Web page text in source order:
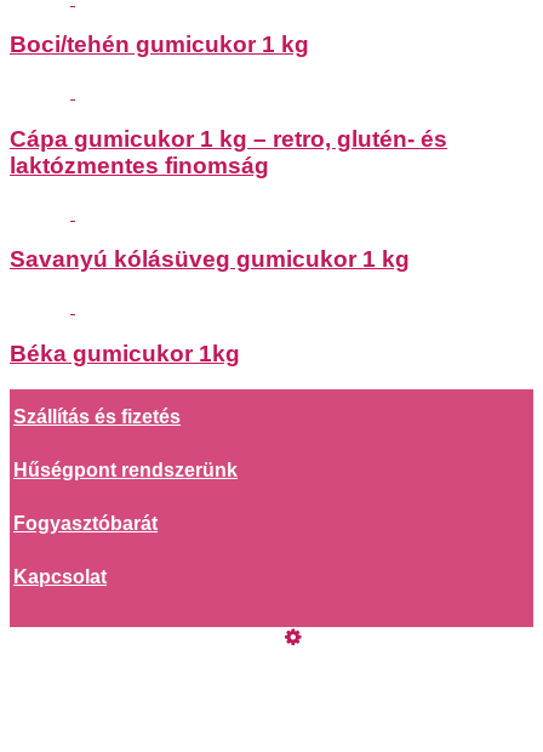
Boci/tehén gumicukor 1 kg
Cápa gumicukor 1 kg – retro, glutén- és
laktózmentes finomság
Savanyú kólásüveg gumicukor 1 kg
Béka gumicukor 1kg
Szállítás és fizetés
Hűségpont rendszerünk
Fogyasztóbarát
Kapcsolat